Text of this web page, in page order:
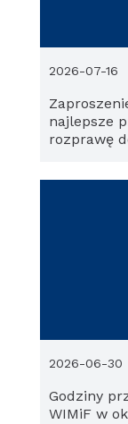
najlepsze
rozprawę
2026-07-16
Godziny
WIMiF w
2026-06-30